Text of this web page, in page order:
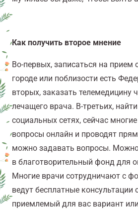
Как получить второе мнение
Во-первых, записаться на прием
городе или поблизости есть
вторых, заказать телемедицину
лечащего врача. В-третьих,
социальных сетях, сейчас
вопросы онлайн и проводят
можно задавать вопросы.
в благотворительный фонд для
Многие врачи сотрудничают с
ведут бесплатные консультации
приемлемый для вас вариант